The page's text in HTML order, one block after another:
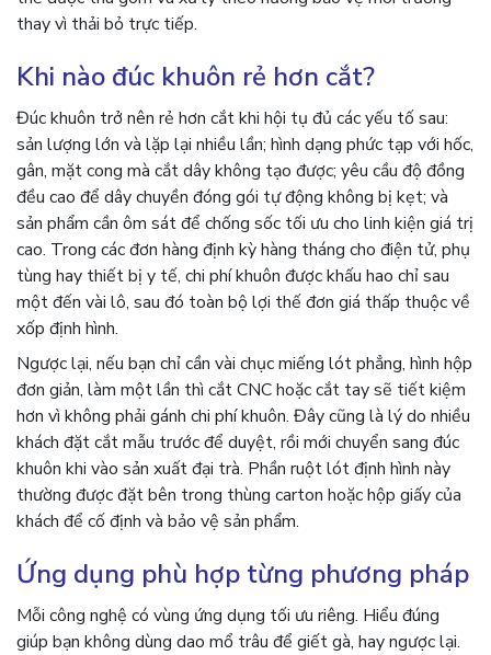
thay vì thải bỏ trực tiếp.
Khi nào đúc khuôn rẻ hơn cắt?
Đúc khuôn trở nên rẻ hơn cắt khi hội tụ đủ các yếu tố sau:
sản lượng lớn và lặp lại nhiều lần; hình dạng phức tạp với hốc,
gân, mặt cong mà cắt dây không tạo được; yêu cầu độ đồng
đều cao để dây chuyền đóng gói tự động không bị kẹt; và
sản phẩm cần ôm sát để chống sốc tối ưu cho linh kiện giá trị
cao. Trong các đơn hàng định kỳ hàng tháng cho điện tử, phụ
tùng hay thiết bị y tế, chi phí khuôn được khấu hao chỉ sau
một đến vài lô, sau đó toàn bộ lợi thế đơn giá thấp thuộc về
xốp định hình.
Ngược lại, nếu bạn chỉ cần vài chục miếng lót phẳng, hình hộp
đơn giản, làm một lần thì cắt CNC hoặc cắt tay sẽ tiết kiệm
hơn vì không phải gánh chi phí khuôn. Đây cũng là lý do nhiều
khách đặt cắt mẫu trước để duyệt, rồi mới chuyển sang đúc
khuôn khi vào sản xuất đại trà. Phần ruột lót định hình này
thường được đặt bên trong thùng carton hoặc hộp giấy của
khách để cố định và bảo vệ sản phẩm.
Ứng dụng phù hợp từng phương pháp
Mỗi công nghệ có vùng ứng dụng tối ưu riêng. Hiểu đúng
giúp bạn không dùng dao mổ trâu để giết gà, hay ngược lại.